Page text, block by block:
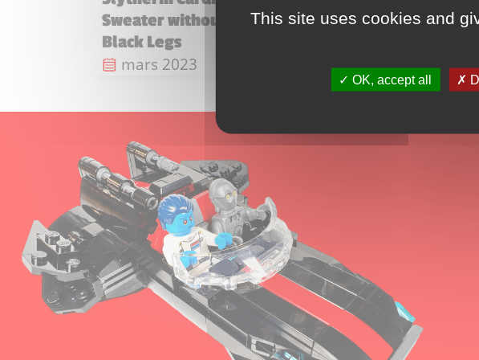
Sweater without Crest,
Black Legs
Date de sortie :
mars 2023
Legs
This site uses cookies and
OK, accept all